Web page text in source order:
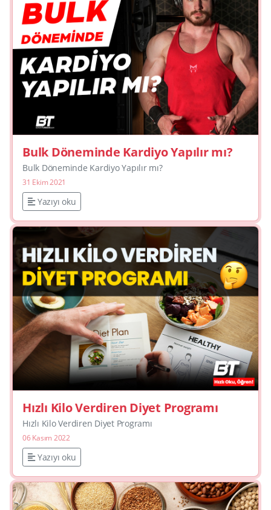
Bulk Döneminde Kardiyo Yapılır mı?
Bulk Döneminde Kardiyo Yapılır mı?
31 Ekim 2021
Yazıyı oku
Hızlı Kilo Verdiren Diyet Programı
Hızlı Kilo Verdiren Diyet Programı
06 Kasım 2022
Yazıyı oku